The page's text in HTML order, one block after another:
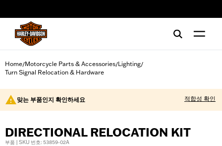
Home/Motorcycle Parts & Accessories/Lighting/
Turn Signal Relocation & Hardware
맞는 부품인지 확인하세요 적합성 확인
DIRECTIONAL RELOCATION KIT
부품 | SKU 번호: 53859-02A